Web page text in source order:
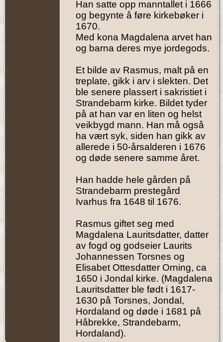
Han satte opp manntallet i 1666
og begynte å føre kirkebøker i
1670.
Med kona Magdalena arvet han
og barna deres mye jordegods.
Et bilde av Rasmus, malt på en
treplate, gikk i arv i slekten. Det
ble senere plassert i sakristiet i
Strandebarm kirke. Bildet tyder
på at han var en liten og helst
veikbygd mann. Han må også
ha vært syk, siden han gikk av
allerede i 50-årsalderen i 1676
og døde senere samme året.
Han hadde hele gården på
Strandebarm prestegård
Ivarhus fra 1648 til 1676.
Rasmus giftet seg med
Magdalena Lauritsdatter, datter
av fogd og godseier Laurits
Johannessen Torsnes og
Elisabet Ottesdatter Orning, ca
1650 i Jondal kirke. (Magdalena
Lauritsdatter ble født i 1617-
1630 på Torsnes, Jondal,
Hordaland og døde i 1681 på
Håbrekke, Strandebarm,
Hordaland).